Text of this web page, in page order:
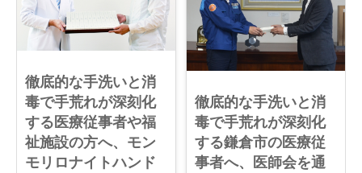
徹底的な手洗いと消
毒で手荒れが深刻化
する医療従事者や福
祉施設の方へ、モン
モリロナイトハンド
徹底的な手洗いと消
毒で手荒れが深刻化
する鎌倉市の医療従
事者へ、医師会を通